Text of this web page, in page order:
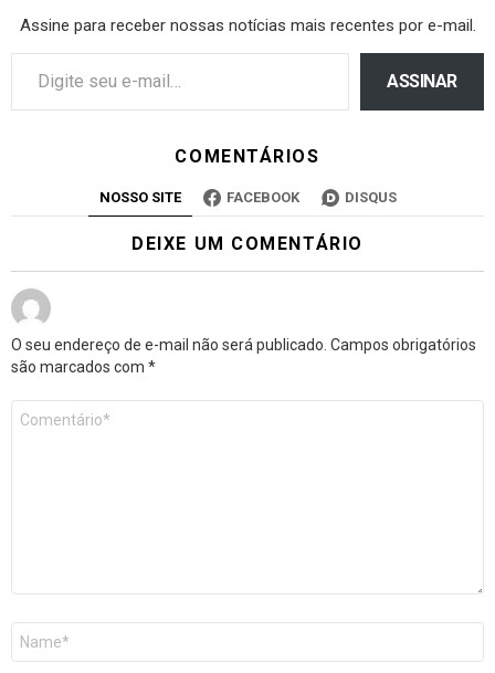
Assine para receber nossas notícias mais recentes por e-mail.
ASSINAR
COMENTÁRIOS
NOSSO SITE FACEBOOK DISQUS
DEIXE UM COMENTÁRIO
O seu endereço de e-mail não será publicado. Campos obrigatórios
são marcados com *